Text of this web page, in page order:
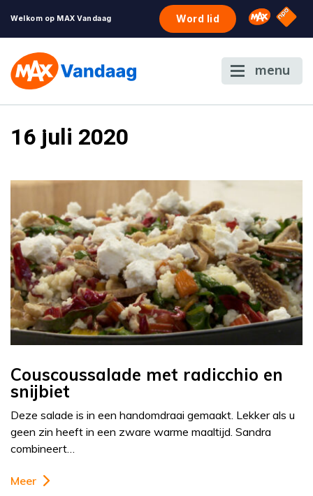
Welkom op MAX Vandaag Word lid Omroep
NPO
menu
16 juli 2020
Couscoussalade met radicchio en
snijbiet
Deze salade is in een handomdraai gemaakt. Lekker als u
geen zin heeft in een zware warme maaltijd. Sandra
combineert…
Meer